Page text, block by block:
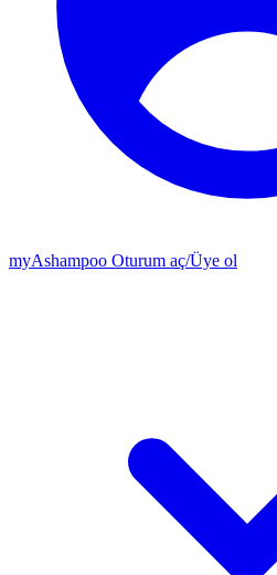
myAshampoo Oturum aç/Üye ol